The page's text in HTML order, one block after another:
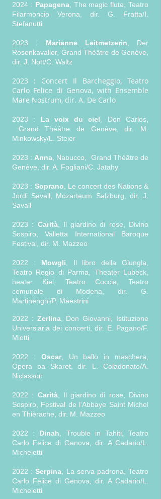
2024 : Papagena, The magic flute, Teatro
Filarmoncio Verona, dir. G. Fratta/I.
Stefanutti
2023 : Marianne Leitmetzerin , Der
Rosenkavalier, Grand Théâtre de Genève,
dir. J. Nott/C. Waltz
2023 : Concert Il Barcheggio, Teatro
Carlo Felice di Genova, with Ensemble
Mare Nostrum, dir. A. De Carlo
2023 : La voix du ciel , Don Carlos,
Grand Théâtre de Genève, dir. M.
Minkowsky/L. Steier
2023 : Anna , Nabucco, Grand Théâtre de
Genève, dir. A. Fogliani/C. Jatahy
2023 : Soprano , Le concert des Nations &
Jordi Savall, Mozarteum Salzburg, dir. J.
Savall
2023 : Carità, Il giardino di rose, Divino
Sospiro, Valletta International Baroque
Festival, dir. M. Mazzeo
2022 : Mowgli , Il libro della Giungla,
Teatro Regio di Parma, Theater Lubeck,
heater Kiel, Teatro Coccia, Teatro
comunale di Modena, dir. G.
Martinenghi/P. Maestrini
2022 : Zerlina, Don Giovanni, Istituzione
Universiaria dei concerti, dir. E. Pagano/F.
Miotti
2022 : Oscar, Un ballo in maschera,
Opera pa Skaret, dir. L. Coladonato/A.
Niclasson
2022 : Carità, Il giardino di rose, Divino
Sospiro, Festival de l'Abbaye Saint Michel
en Thièrache, dir. M. Mazzeo
2022 : Dinah , Trouble in Tahiti, Teatro
Carlo Felice di Genova, dir. A Cadario/L.
Micheletti
2022 :Serpina , La serva padrona, Teatro
Carlo Felice di Genova, dir. A Cadario/L.
Micheletti